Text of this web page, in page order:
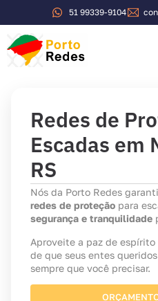
51 99339-9104
Redes de
Escadas em
RS
Nós da Porto Redes
redes de proteção para
segurança e tranquilidade
Aproveite a paz de
de que seus entes
sempre que você precisar.